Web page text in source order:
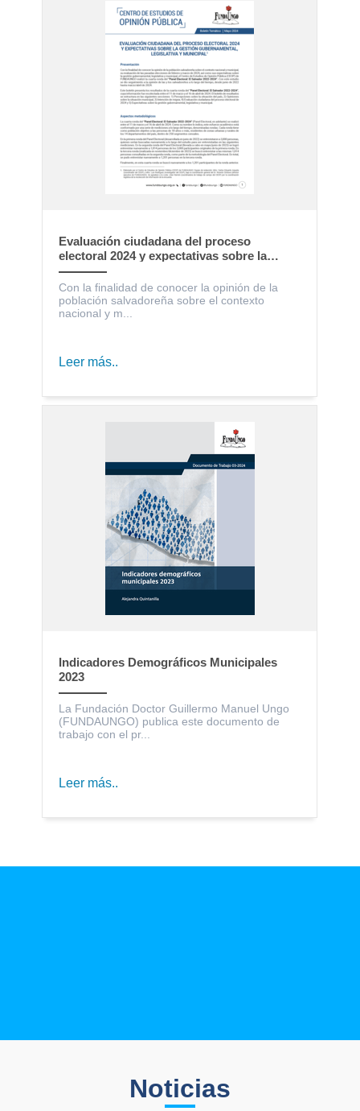
Evaluación ciudadana del proceso
electoral 2024 y expectativas sobre la
gestión gubernamental, legislativa y
municipal
Con la finalidad de conocer la opinión de la
población salvadoreña sobre el contexto
nacional y m...
Leer más..
Indicadores Demográficos Municipales
2023
La Fundación Doctor Guillermo Manuel Ungo
(FUNDAUNGO) publica este documento de
trabajo con el pr...
Leer más..
Noticias